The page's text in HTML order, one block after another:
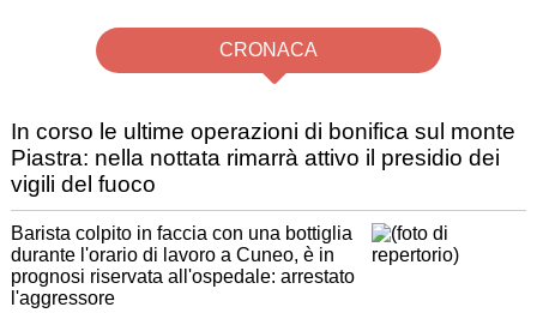
CRONACA
In corso le ultime operazioni di bonifica sul monte
Piastra: nella nottata rimarrà attivo il presidio dei
vigili del fuoco
Barista colpito in faccia con una bottiglia
durante l'orario di lavoro a Cuneo, è in
prognosi riservata all'ospedale: arrestato
l'aggressore